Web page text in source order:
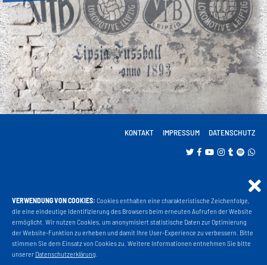
KONTAKT IMPRESSUM DATENSCHUTZ
Projekt Liga 3
Fanshop
VERWENDUNG VON COOKIES: Cookies enthalten eine charakteristische Zeichenfolge,
die eine eindeutige Identifizierung des Browsers beim erneuten Aufrufen der Website
ermöglicht. Wir nutzen Cookies, um anonymisiert statistische Daten zur Optimierung
der Website-Funktion zu erheben und damit Ihre User-Experience zu verbessern. Bitte
stimmen Sie dem Einsatz von Cookies zu. Weitere Informationen entnehmen Sie bitte
unserer Datenschutzerklärung